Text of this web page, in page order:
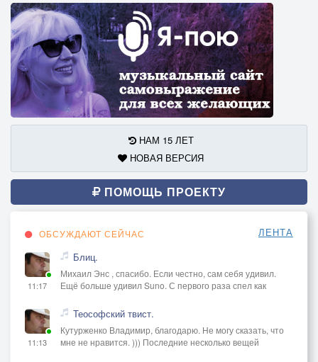
НАМ 15 ЛЕТ
НОВАЯ ВЕРСИЯ
ПОМОЩЬ ПРОЕКТУ
ОБСУЖДАЮТ СЕЙЧАС ЛЕНТА
11:17
Блиц.
Михаил Энс , спасибо. Если честно, сам себя удивил.
Ещё больше удивил Suno. С первого раза спел как
11:13
Теософский твист.
Кутурженко Владимир, благодарю. Не могу сказать, что
мне не нравится. ))) Последние несколько вещей